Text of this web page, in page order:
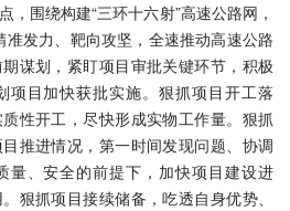
，围绕构建“三环十六射”高速公路网，
准发力、靶向攻坚，全速推动高速公路
谋划，紧盯项目审批关键环节，积极
项目加快获批实施。狠抓项目开工落
性开工，尽快形成实物工作量。狠抓
推进情况，第一时间发现问题、协调
量、安全的前提下，加快项目建设进
狠抓项目接续储备，吃透自身优势、